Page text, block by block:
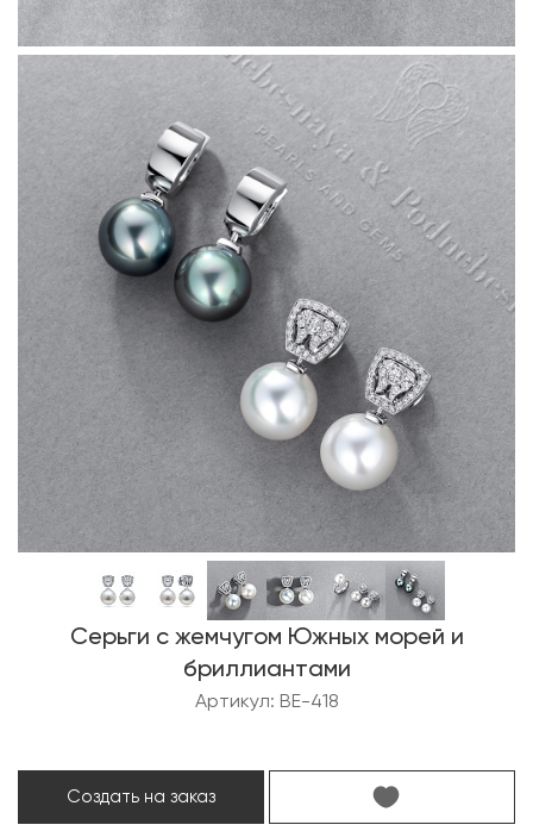
Серьги с жемчугом Южных морей и
бриллиантами
Артикул: BE-418
Создать на заказ